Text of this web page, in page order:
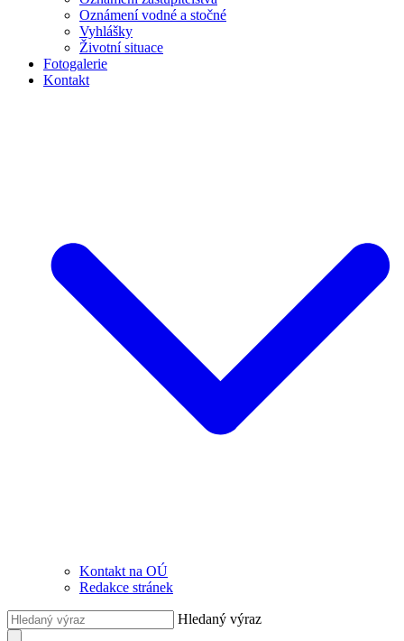
Oznámení vodné a stočné
Vyhlášky
Životní situace
Fotogalerie
Kontakt
Kontakt na OÚ
Redakce stránek
Hledaný výraz